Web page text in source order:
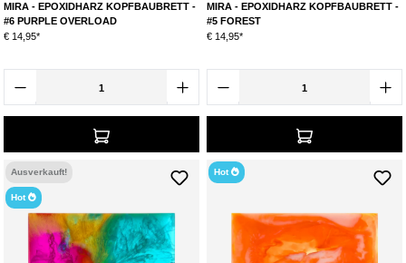
MIRA - EPOXIDHARZ KOPFBAUBRETT -
#6 PURPLE OVERLOAD
€ 14,95*
MIRA - EPOXIDHARZ KOPFBAUBRETT -
#5 FOREST
€ 14,95*
Ausverkauft!
Hot
Hot